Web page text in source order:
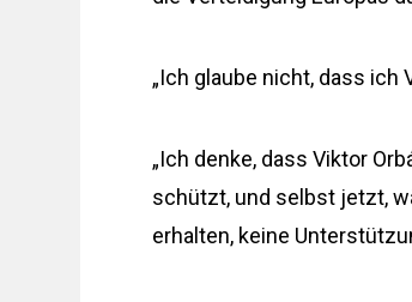
„Ich glaube nicht, dass ich
„Ich denke, dass Viktor
schützt, und selbst jetzt,
erhalten, keine